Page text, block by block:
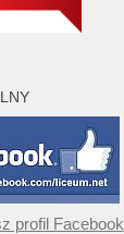
profil Facebook